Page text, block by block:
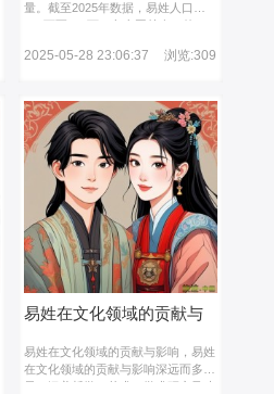
量‌。截至2025年数据，易姓人口约
170万至228万，占全国总人口的
在差异，如部分资料显示2025年易
（2025年统计），较宋代第339位显
著上升。
2025-05-28 23:06:37 浏览:309
易姓在文化领域的贡献与
影响
易姓在文化领域的贡献与影响，易姓
在文化领域的贡献与影响深远而多
元，涵盖哲学、艺术、学术研究及建